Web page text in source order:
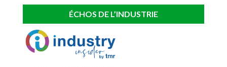
ÉCHOS DE L’INDUSTRIE